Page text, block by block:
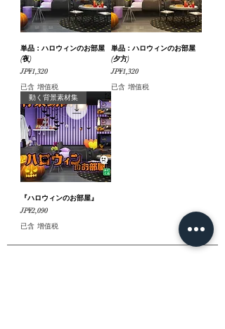
単品：ハロウィンのお部屋
(夜)
價格
JP¥1,320
已含 增值税
単品：ハロウィンのお部屋
(夕方)
價格
JP¥1,320
已含 增值税
動く背景素材集
『ハロウィンのお部屋』
價格
JP¥2,090
已含 增值税